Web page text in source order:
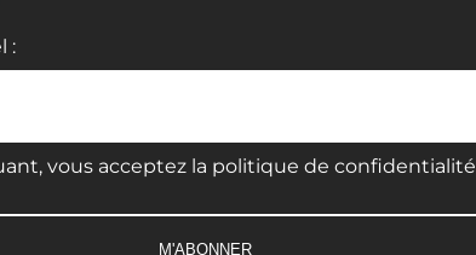
:
vous acceptez la politique de confidentialité